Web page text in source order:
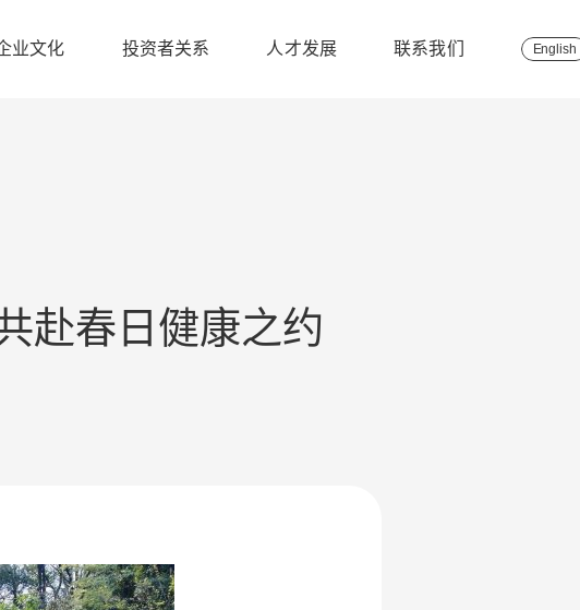
业文化 投资者关系 人才发展 联系我们 English
赴春日健康之约